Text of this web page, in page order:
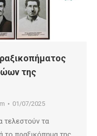
της
01/07/2025
τελεστούν τα